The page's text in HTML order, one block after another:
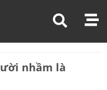
nhầm là